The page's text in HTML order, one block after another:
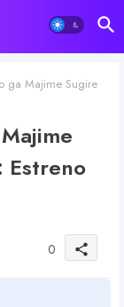
ga Majime Sugire
Estreno
0 share